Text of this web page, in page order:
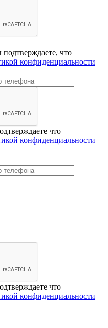
что
конфиденциальности
что
конфиденциальности
что
конфиденциальности